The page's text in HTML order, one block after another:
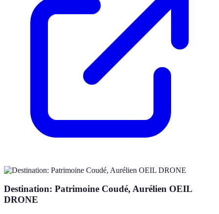
Destination: Patrimoine Coudé, Aurélien OEIL
DRONE